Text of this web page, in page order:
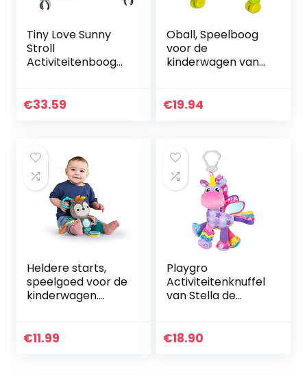
Tiny Love Sunny
Stroll
Activiteitenboog
Verstelbare Clips
€33.59
Oball, Speelboog
voor de
kinderwagen van
voor eenvoudige
€19.94
Heldere starts,
speelgoed voor de
kinderwagen.
€11.99
Playgro
Activiteitenknuffel
van Stella de
tje,
€18.90